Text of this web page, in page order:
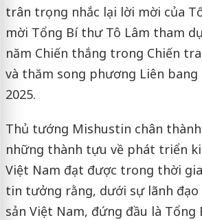
trân trọng nhắc lại lời mời của
mời Tổng Bí thư Tô Lâm tham
năm Chiến thắng trong Chiến
và thăm song phương Liên
2025.
Thủ tướng Mishustin chân
những thành tựu về phát triển
Việt Nam đạt được trong thời
tin tưởng rằng, dưới sự lãnh đạo
sản Việt Nam, đứng đầu là Tổng